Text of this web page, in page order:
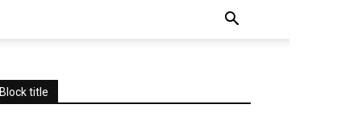
Block title